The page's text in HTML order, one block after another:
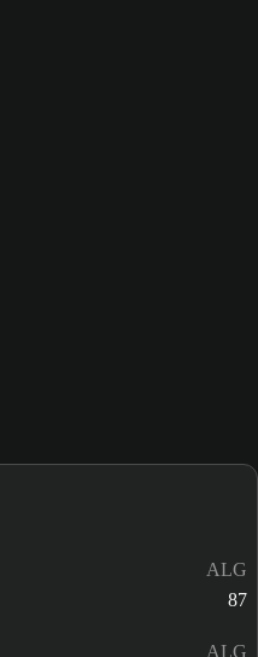
ALG
87
ALG